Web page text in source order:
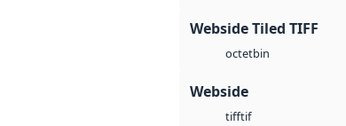
Webside Tiled TIFF
octetbin
Webside
tifftif